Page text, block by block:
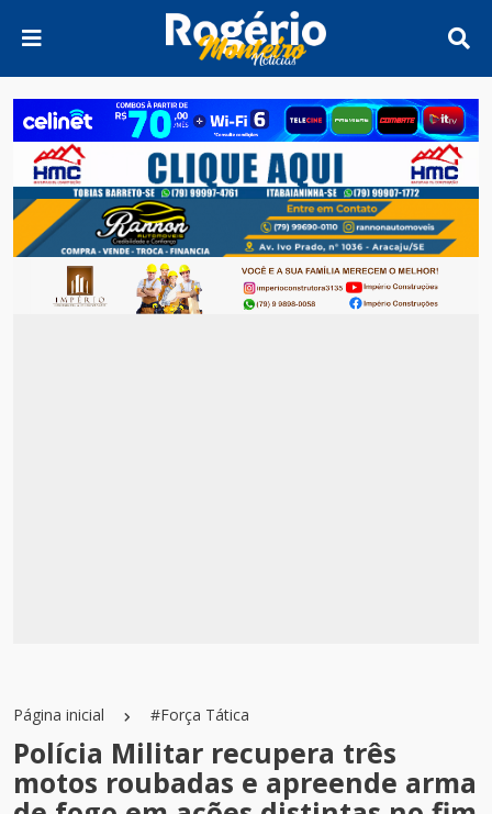
Página inicial #Força Tática
Polícia Militar recupera três
motos roubadas e apreende arma